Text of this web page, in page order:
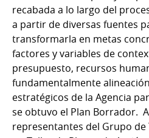
recabada a lo largo del
a partir de diversas fuentes
transformarla en metas
factores y variables de
presupuesto, recursos
fundamentalmente
estratégicos de la Agencia
se obtuvo el Plan Borrador.
representantes del Grupo